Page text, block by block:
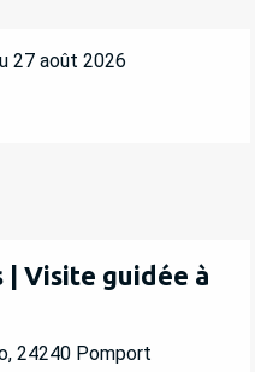
27 août 2026
| Visite guidée à
24240 Pomport